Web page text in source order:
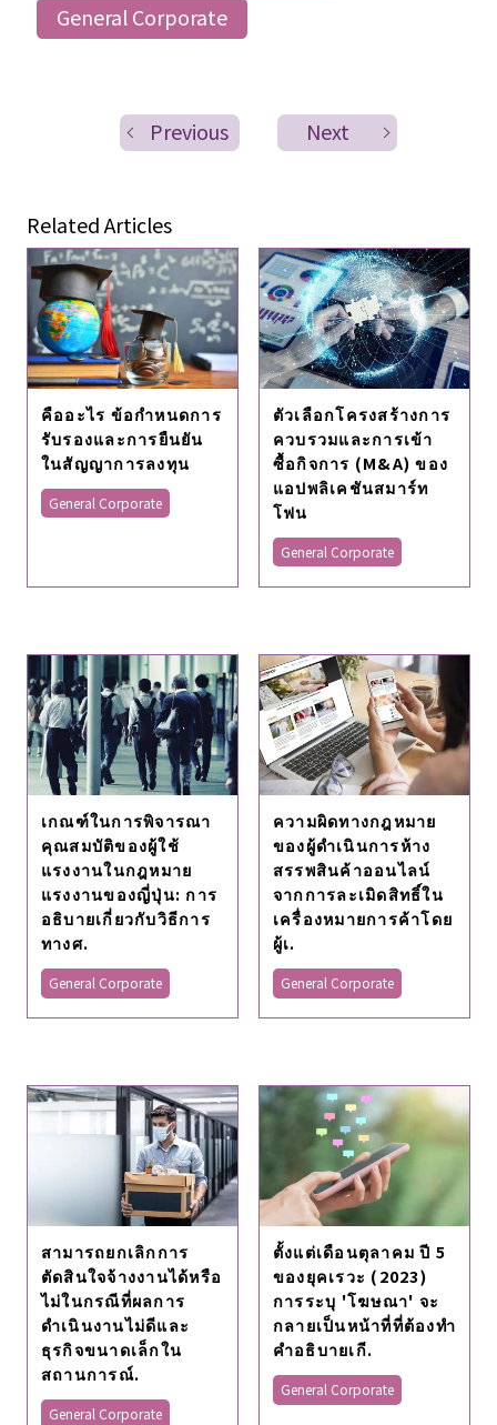
General Corporate
Previous Next
Related Articles
คืออะไร ข้อกำหนดการ
รับรองและการยืนยัน
ในสัญญาการลงทุน
General Corporate
ตัวเลือกโครงสร้างการ
ควบรวมและการเข้า
ซื้อกิจการ (M&A) ของ
แอปพลิเคชันสมาร์ท
โฟน
General Corporate
เกณฑ์ในการพิจารณา
คุณสมบัติของผู้ใช้
แรงงานในกฎหมาย
แรงงานของญี่ปุ่น: การ
อธิบายเกี่ยวกับวิธีการ
ทางศ.
General Corporate
ความผิดทางกฎหมาย
ของผู้ดำเนินการห้าง
สรรพสินค้าออนไลน์
จากการละเมิดสิทธิ์ใน
เครื่องหมายการค้าโดย
ผู้เ.
General Corporate
สามารถยกเลิกการ
ตัดสินใจจ้างงานได้หรือ
ไม่ในกรณีที่ผลการ
ดำเนินงานไม่ดีและ
ธุรกิจขนาดเล็กใน
สถานการณ์.
General Corporate
ตั้งแต่เดือนตุลาคม ปี 5
ของยุคเรวะ (2023)
การระบุ 'โฆษณา' จะ
กลายเป็นหน้าที่ที่ต้องทำ
คำอธิบายเกี.
General Corporate